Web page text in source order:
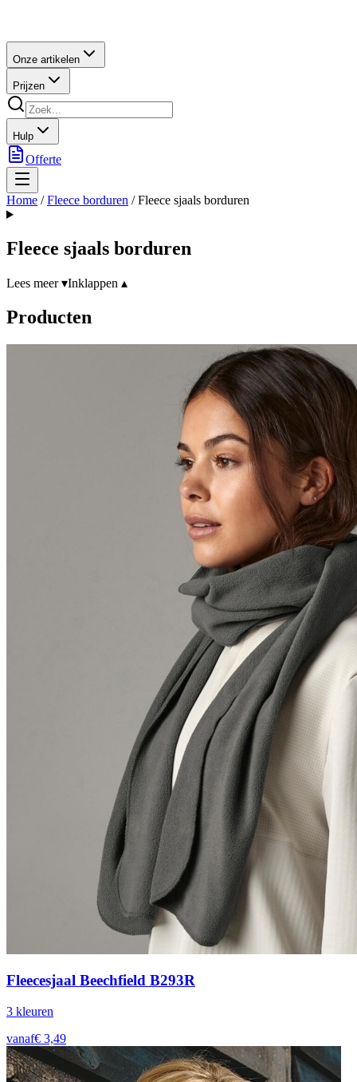
Onze artikelen
Prijzen
Hulp
Offerte
Home /Fleece borduren /Fleece sjaals borduren
Fleece sjaals borduren
Lees meer ▾Inklappen ▴
Producten
Fleecesjaal Beechfield B293R
3 kleuren
vanaf€ 3,49